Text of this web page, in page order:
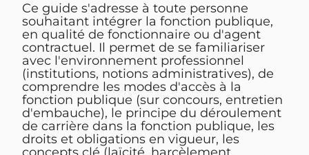
Ce guide s'adresse à toute personne
souhaitant intégrer la fonction publique,
en qualité de fonctionnaire ou d'agent
contractuel. Il permet de se familiariser
avec l'environnement professionnel
(institutions, notions administratives), de
comprendre les modes d'accès à la
fonction publique (sur concours, entretien
d'embauche), le principe du déroulement
de carrière dans la fonction publique, les
droits et obligations en vigueur, les